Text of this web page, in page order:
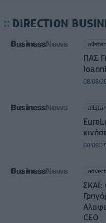
DIRECTION
ΠΑΣ
08/08/
08/08/
ΣΚΑΪ:
CEO